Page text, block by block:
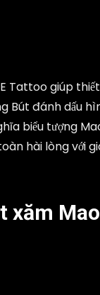
Tattoo giúp
Bút đánh dấu
biểu tượng
hài lòng với
xăm